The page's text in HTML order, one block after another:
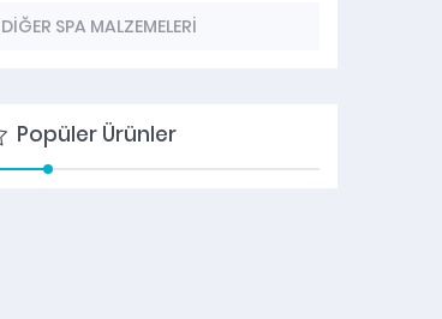
DİĞER SPA MALZEMELERİ
Hakkımızda
HAMAM MALZEMELERİ
Popüler Ürünler